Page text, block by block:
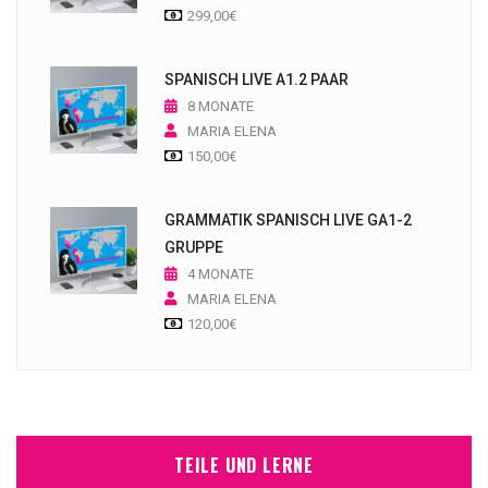
299,00€
SPANISCH LIVE A1.2 PAAR
8 MONATE
MARIA ELENA
150,00€
GRAMMATIK SPANISCH LIVE GA1-2
GRUPPE
4 MONATE
MARIA ELENA
120,00€
TEILE UND LERNE